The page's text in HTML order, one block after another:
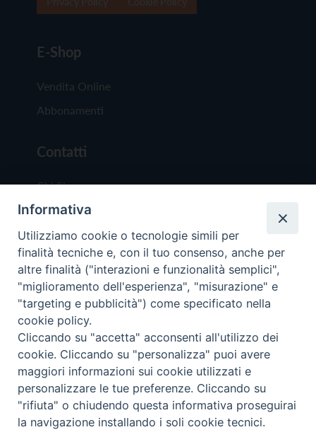
E-Shop
Vendita Online
Abbonamenti
Contatti
Chi Siamo
Redazione
Scrivici
Copyright © 2019 - Tutti i diritti riservati - Vita
Trentina Editrice
Privacy Policy
Torna
Informativa
Utilizziamo cookie o tecnologie simili per
finalità tecniche e, con il tuo consenso, anche per
altre finalità ("interazioni e funzionalità semplici",
"miglioramento dell'esperienza", "misurazione" e
"targeting e pubblicità") come specificato nella
cookie policy.
Cliccando su "accetta" acconsenti all'utilizzo dei
cookie. Cliccando su "personalizza" puoi avere
maggiori informazioni sui cookie utilizzati e
personalizzare le tue preferenze. Cliccando su
"rifiuta" o chiudendo questa informativa proseguirai
la navigazione installando i soli cookie tecnici.